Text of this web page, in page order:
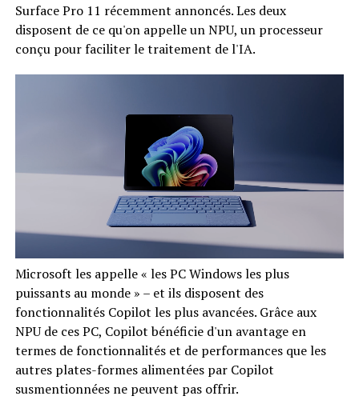
Surface Pro 11 récemment annoncés. Les deux
disposent de ce qu'on appelle un NPU, un processeur
conçu pour faciliter le traitement de l'IA.
Microsoft les appelle « les PC Windows les plus
puissants au monde » – et ils disposent des
fonctionnalités Copilot les plus avancées. Grâce aux
NPU de ces PC, Copilot bénéficie d'un avantage en
termes de fonctionnalités et de performances que les
autres plates-formes alimentées par Copilot
susmentionnées ne peuvent pas offrir.